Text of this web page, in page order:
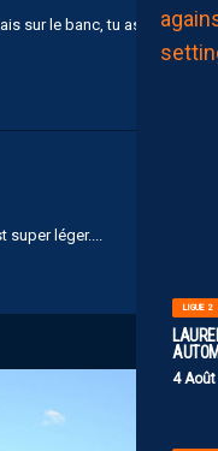
LIGUE 2
4
sur le banc, tu as
super léger....